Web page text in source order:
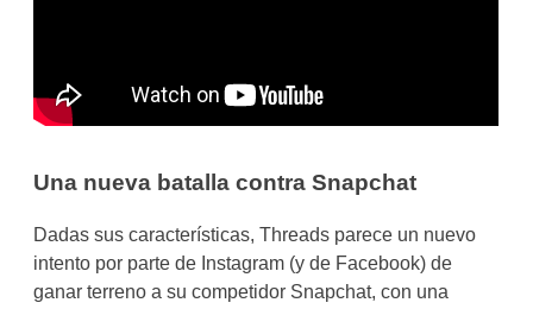
Una nueva batalla contra Snapchat
Dadas sus características, Threads parece un nuevo
intento por parte de Instagram (y de Facebook) de
ganar terreno a su competidor Snapchat, con una